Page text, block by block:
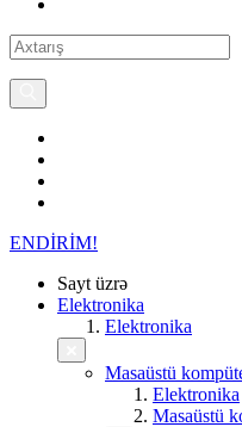
ENDİRİM!
Sayt üzrə
Elektronika
Elektronika
Masaüstü
Elektronika
Masaüstü